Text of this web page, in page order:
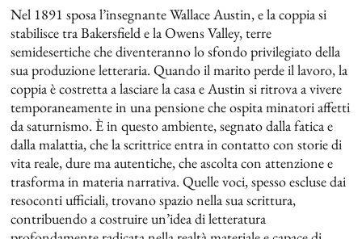
Nel 1891 sposa l’insegnante Wallace Austin, e la coppia si
stabilisce tra Bakersfield e la Owens Valley, terre
semidesertiche che diventeranno lo sfondo privilegiato della
sua produzione letteraria. Quando il marito perde il lavoro, la
coppia è costretta a lasciare la casa e Austin si ritrova a vivere
temporaneamente in una pensione che ospita minatori affetti
da saturnismo. È in questo ambiente, segnato dalla fatica e
dalla malattia, che la scrittrice entra in contatto con storie di
vita reale, dure ma autentiche, che ascolta con attenzione e
trasforma in materia narrativa. Quelle voci, spesso escluse dai
resoconti ufficiali, trovano spazio nella sua scrittura,
contribuendo a costruire un’idea di letteratura